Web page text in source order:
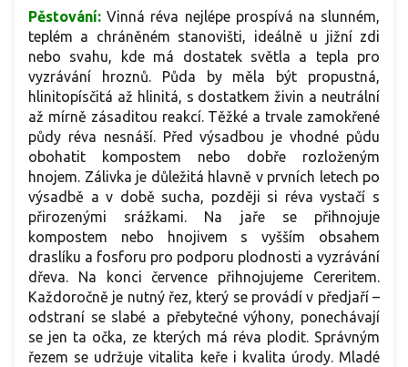
Pěstování:Vinná réva nejlépe prospívá na slunném,
teplém a chráněném stanovišti, ideálně u jižní zdi
nebo svahu, kde má dostatek světla a tepla pro
vyzrávání hroznů. Půda by měla být propustná,
hlinitopísčitá až hlinitá, s dostatkem živin a neutrální
až mírně zásaditou reakcí. Těžké a trvale zamokřené
půdy réva nesnáší. Před výsadbou je vhodné půdu
obohatit kompostem nebo dobře rozloženým
hnojem. Zálivka je důležitá hlavně v prvních letech po
výsadbě a v době sucha, později si réva vystačí s
přirozenými srážkami. Na jaře se přihnojuje
kompostem nebo hnojivem s vyšším obsahem
draslíku a fosforu pro podporu plodnosti a vyzrávání
dřeva. Na konci července přihnojujeme Cereritem.
Každoročně je nutný řez, který se provádí v předjaří –
odstraní se slabé a přebytečné výhony, ponechávají
se jen ta očka, ze kterých má réva plodit. Správným
řezem se udržuje vitalita keře i kvalita úrody. Mladé